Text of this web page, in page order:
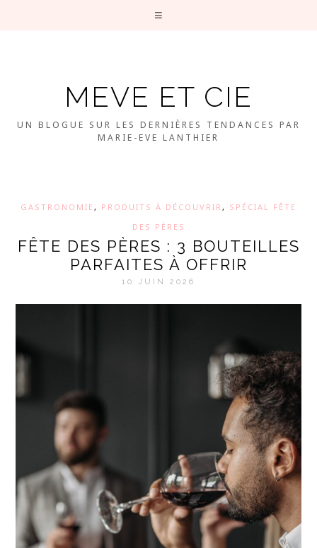
MEVE ET CIE
UN BLOGUE SUR LES DERNIÈRES TENDANCES PAR
MARIE-EVE LANTHIER
GASTRONOMIE, PRODUITS À DÉCOUVRIR , SPÉCIAL FÊTE
DES PÈRES
FÊTE DES PÈRES : 3 BOUTEILLES
PARFAITES À OFFRIR
10 JUIN 2026